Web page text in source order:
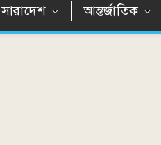
সারাদেশ আন্তর্জাতিক